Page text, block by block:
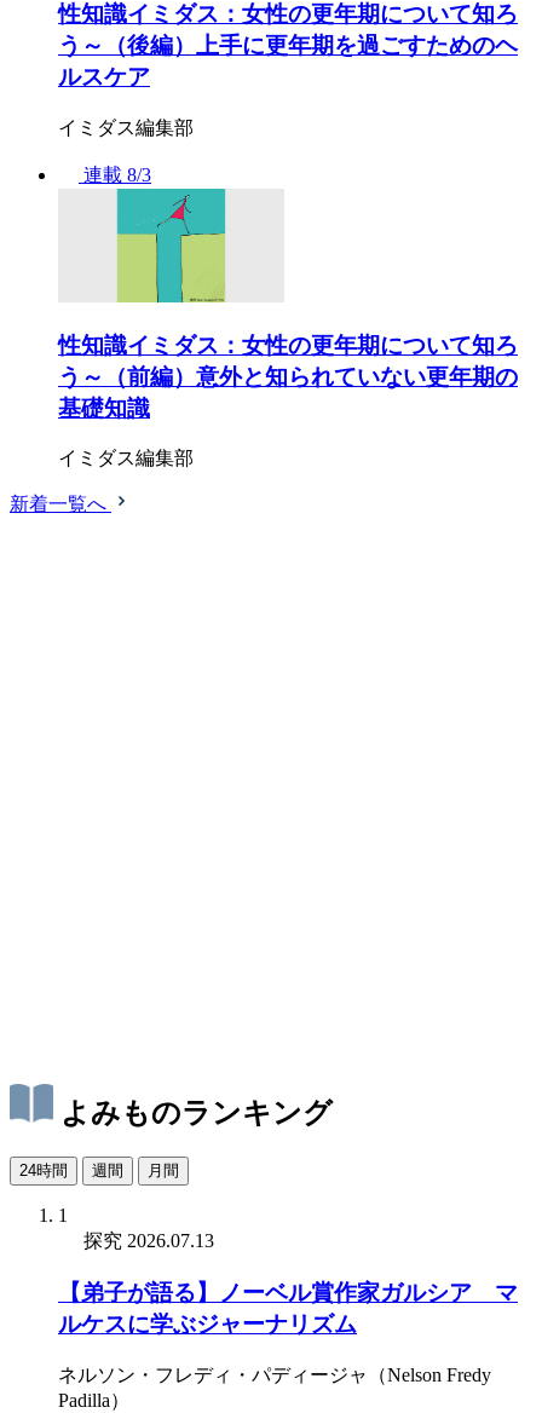
性知識イミダス：女性の更年期について知ろ
う～（後編）上手に更年期を過ごすためのヘ
ルスケア
イミダス編集部
連載 8/3
性知識イミダス：女性の更年期について知ろ
う～（前編）意外と知られていない更年期の
基礎知識
イミダス編集部
新着一覧へ
よみものランキング
24時間 週間 月間
1
探究 2026.07.13
【弟子が語る】ノーベル賞作家ガルシア゠マ
ルケスに学ぶジャーナリズム
ネルソン・フレディ・パディージャ（Nelson Fredy
Padilla）